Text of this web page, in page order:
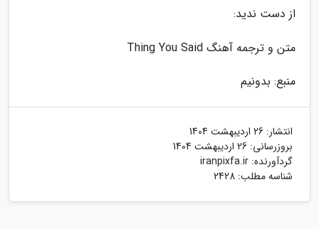
از دست ندید:
متن و ترجمه آهنگ Thing You Said
منبع: بدونیم
انتشار: 26 اردیبهشت 1404
بروزرسانی: 26 اردیبهشت 1404
گردآورنده: iranpixfa.ir
شناسه مطلب: 2428